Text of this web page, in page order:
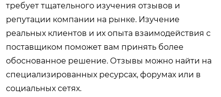
требует тщательного изучения отзывов и
репутации компании на рынке. Изучение
реальных клиентов и их опыта взаимодействия с
поставщиком поможет вам принять более
обоснованное решение. Отзывы можно найти на
специализированных ресурсах, форумах или в
социальных сетях.